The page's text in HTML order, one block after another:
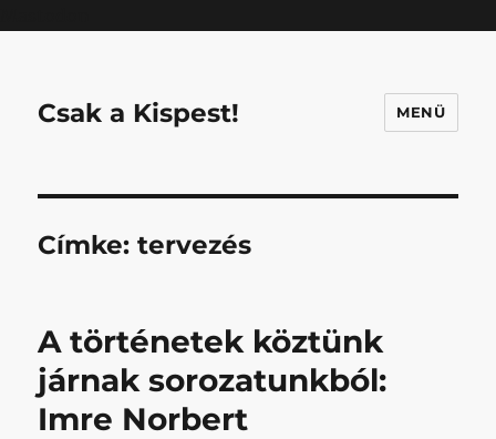
Csak a Kispest! MENÜ
Címke:tervezés
A történetek köztünk
járnak sorozatunkból:
Imre Norbert